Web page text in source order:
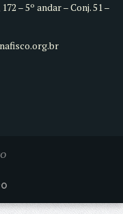
– 5º andar – Conj. 51 –